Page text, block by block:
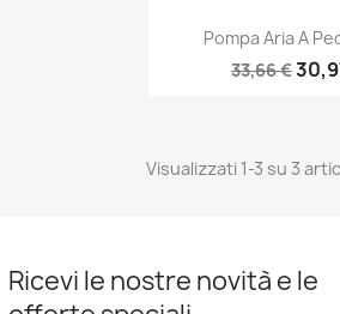

Pompa Aria A
33,66 €
Visualizzati 1-3 su 3
Ricevi le nostre novità e le